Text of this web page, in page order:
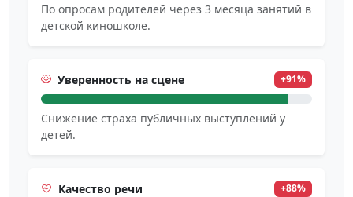
По опросам родителей через 3 месяца занятий в
детской киношколе.
Уверенность на сцене +91%
Снижение страха публичных выступлений у
детей.
Качество речи +88%